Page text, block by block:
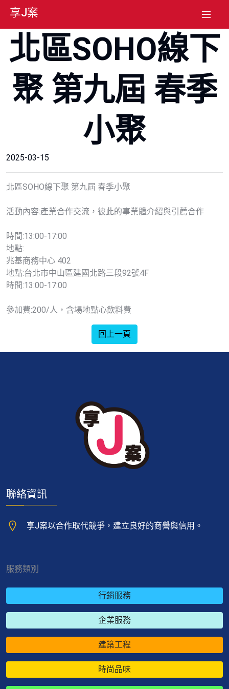
享J案
北區SOHO線下
聚 第九屆 春季
小聚
2025-03-15
北區SOHO線下聚 第九屆 春季小聚
活動內容:產業合作交流，彼此的事業體介紹與引薦合作
時間:13:00-17:00
地點:
兆基商務中心 402
地點:台北市中山區建國北路三段92號4F
時間:13:00-17:00
參加費:200/人，含場地點心飲料費
回上一頁
聯絡資訊
享J案以合作取代競爭，建立良好的商譽與信用。
服務類別
行銷服務
企業服務
建築工程
時尚品味